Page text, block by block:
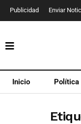
Publicidad Enviar
Inicio Política